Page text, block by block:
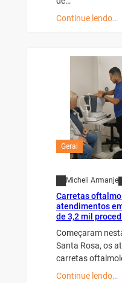
Continue lendo…
Geral
Micheli Armanje
Carretas
atendimentos
de 3,2 mil
Começaram
Santa Rosa, os
carretas
Continue lendo…